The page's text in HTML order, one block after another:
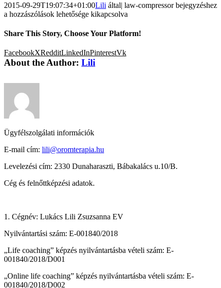
2015-09-29T19:07:34+01:00Lili által| law-compressor bejegyzéshez
a hozzászólások lehetősége kikapcsolva
Share This Story, Choose Your Platform!
FacebookXRedditLinkedInPinterestVk
About the Author: Lili
Ügyfélszolgálati információk
E-mail cím: lili@oromterapia.hu
Levelezési cím: 2330 Dunaharaszti, Bábakalács u.10/B.
Cég és felnőttképzési adatok.
1. Cégnév: Lukács Lili Zsuzsanna EV
Nyilvántartási szám: E-001840/2018
„Life coaching” képzés nyilvántartásba vételi szám: E-
001840/2018/D001
„Online life coaching” képzés nyilvántartásba vételi szám: E-
001840/2018/D002